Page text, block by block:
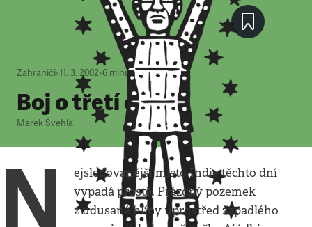
Zahraničí•11. 3. 2002•6 minut
Boj o třetí chrám
Marek Švehla
N
ejsledovanější místo Indie těchto dní
vypadá prostě. Prázdný pozemek
z udusané hlíny uprostřed zapadlého